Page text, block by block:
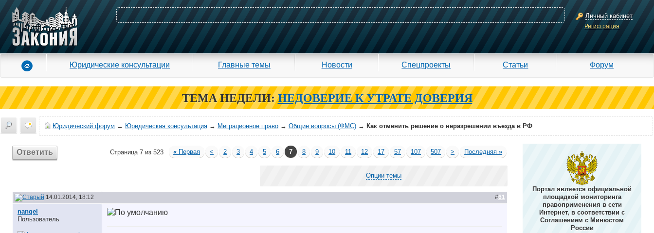
Личный кабинет
Регистрация
Юридические консультации Главные темы Новости Спецпроекты Статьи Форум
ТЕМА НЕДЕЛИ: НЕДОВЕРИЕ К УТРАТЕ ДОВЕРИЯ
Юридический форум → Юридическая консультация → Миграционное право → Общие вопросы (ФМС) → Как отменить решение о неразрешении въезда в РФ
Ответить Страница 7 из 523 « Первая < 2 3 4 5 6 7 8 9 10 11 12 17 57 107 507 > Последняя»
Опции темы
14.01.2014, 18:12 #61
nangel
Пользователь
Портал является официальной
площадкой мониторинга
правоприменения в сети
Интернет, в соответствии с
Соглашением с Минюстом
России